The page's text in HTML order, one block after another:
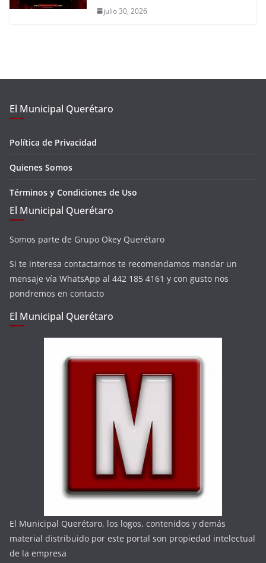
julio 30, 2026
El Municipal Querétaro
Política de Privacidad
Quienes Somos
Términos y Condiciones de Uso
El Municipal Querétaro
Somos parte de Grupo Okey Querétaro
Si te interesa contactarnos te recomendamos mandar un
mensaje vía WhatsApp al 442 185 4161 y con gusto nos
pondremos en contacto
El Municipal Querétaro
El Municipal Querétaro, los logos, contenidos y demás
material distribuido por este portal son propiedad intelectual
de la empresa